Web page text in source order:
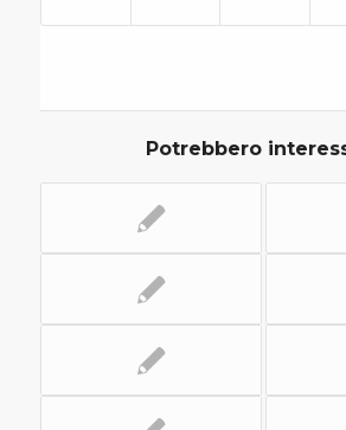
Potrebbero